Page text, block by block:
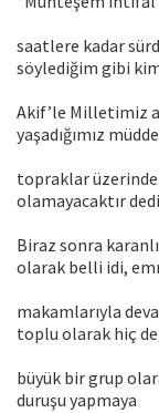
saatlere kadar
söylediğim gibi
Akif’le Milletimiz
yaşadığımız
topraklar
olamayacaktır
Biraz sonra
olarak belli idi,
makamlarıyla
toplu olarak hiç
büyük bir grup
duruşu yapmaya